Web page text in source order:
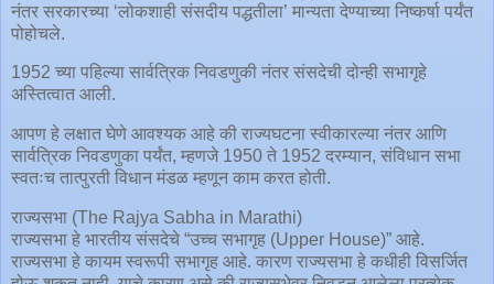
नंतर सरकारच्या ‘लोकशाही संसदीय पद्धतीला’ मान्यता देण्याच्या निष्कर्षा पर्यंत
पोहोचले.
1952 च्या पहिल्या सार्वत्रिक निवडणुकी नंतर संसदेची दोन्ही सभागृहे
अस्तित्वात आली.
आपण हे लक्षात घेणे आवश्यक आहे की राज्यघटना स्वीकारल्या नंतर आणि
सार्वत्रिक निवडणुका पर्यंत, म्हणजे 1950 ते 1952 दरम्यान, संविधान सभा
स्वतःच तात्पुरती विधान मंडळ म्हणून काम करत होती.
राज्यसभा (The Rajya Sabha in Marathi)
राज्यसभा हे भारतीय संसदेचे “उच्च सभागृह (Upper House)” आहे.
राज्यसभा हे कायम स्वरूपी सभागृह आहे. कारण राज्यसभा हे कधीही विसर्जित